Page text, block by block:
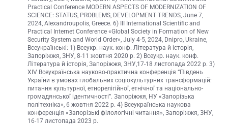
Practical Conference MODERN ASPECTS OF MODERNIZATION OF
SCIENCE: STATUS, PROBLEMS, DEVELOPMENT TRENDS, June 7,
2024, Alexandroupolis, Greece. 6) ІІІ International Scientific and
Practical Internet Conference «Global Society in Formation of New
Security System and World Order», July 4-5, 2024, Dnipro, Ukraine,
Всеукраїнські: 1) Всеукр. наук. конф. Література й історія,
Запоріжжя, ЗНУ, 8-11 жовтня 2020 р. 2) Всеукр. наук. конф.
Література й історія, Запоріжжя, ЗНУ,17-18 листопада 2022 р. 3)
XІV Всеукраїнська науково-практична конференція “Південь
України в умовах глобальних соціокультурних трансформацій:
питання культурної, етнорелігійної, етнічної та національно-
громадянської ідентичності”. Запоріжжя, НУ «Запорізька
політехніка», 6 жовтня 2022 р. 4) Всеукраїнська наукова
конференція «Запорізькі філологічні читання», Запоріжжя, ЗНУ,
16-17 листопада 2023 р.